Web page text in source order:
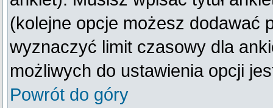
(kolejne opcje możesz dodawać
wyznaczyć limit czasowy dla
możliwych do ustawienia opcji
Powrót do góry